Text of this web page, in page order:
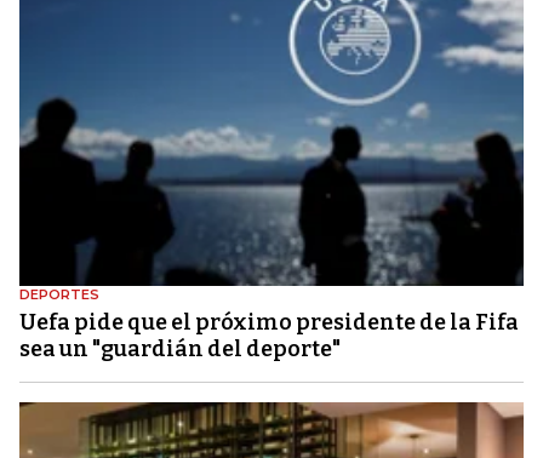
DEPORTES
Uefa pide que el próximo presidente de la Fifa
sea un "guardián del deporte"